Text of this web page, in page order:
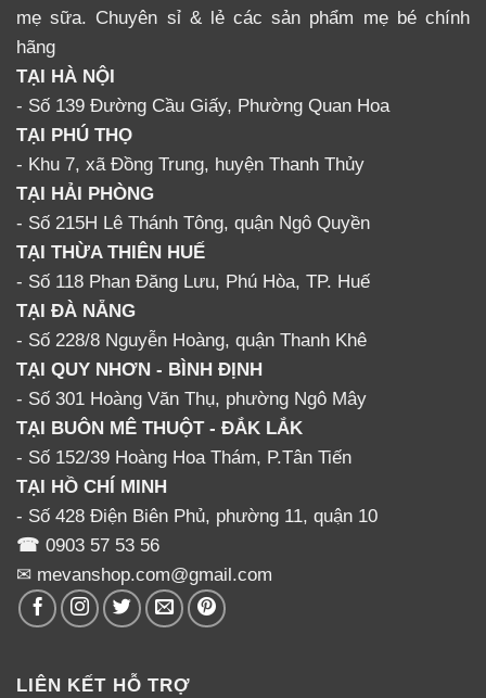
mẹ sữa. Chuyên sỉ & lẻ các sản phẩm mẹ bé chính
hãng
TẠI HÀ NỘI
- Số 139 Đường Cầu Giấy, Phường Quan Hoa
TẠI PHÚ THỌ
- Khu 7, xã Đồng Trung, huyện Thanh Thủy
TẠI HẢI PHÒNG
- Số 215H Lê Thánh Tông, quận Ngô Quyền
TẠI THỪA THIÊN HUẾ
- Số 118 Phan Đăng Lưu, Phú Hòa, TP. Huế
TẠI ĐÀ NẴNG
- Số 228/8 Nguyễn Hoàng, quận Thanh Khê
TẠI QUY NHƠN - BÌNH ĐỊNH
- Số 301 Hoàng Văn Thụ, phường Ngô Mây
TẠI BUÔN MÊ THUỘT - ĐẮK LẮK
- Số 152/39 Hoàng Hoa Thám, P.Tân Tiến
TẠI HỒ CHÍ MINH
- Số 428 Điện Biên Phủ, phường 11, quận 10
☎ 0903 57 53 56
✉ mevanshop.com@gmail.com
LIÊN KẾT HỖ TRỢ